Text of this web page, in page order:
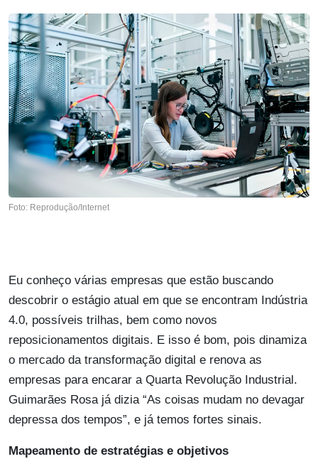
Foto: Reprodução/Internet
Eu conheço várias empresas que estão buscando
descobrir o estágio atual em que se encontram Indústria
4.0, possíveis trilhas, bem como novos
reposicionamentos digitais. E isso é bom, pois dinamiza
o mercado da transformação digital e renova as
empresas para encarar a Quarta Revolução Industrial.
Guimarães Rosa já dizia “As coisas mudam no devagar
depressa dos tempos”, e já temos fortes sinais.
Mapeamento de estratégias e objetivos